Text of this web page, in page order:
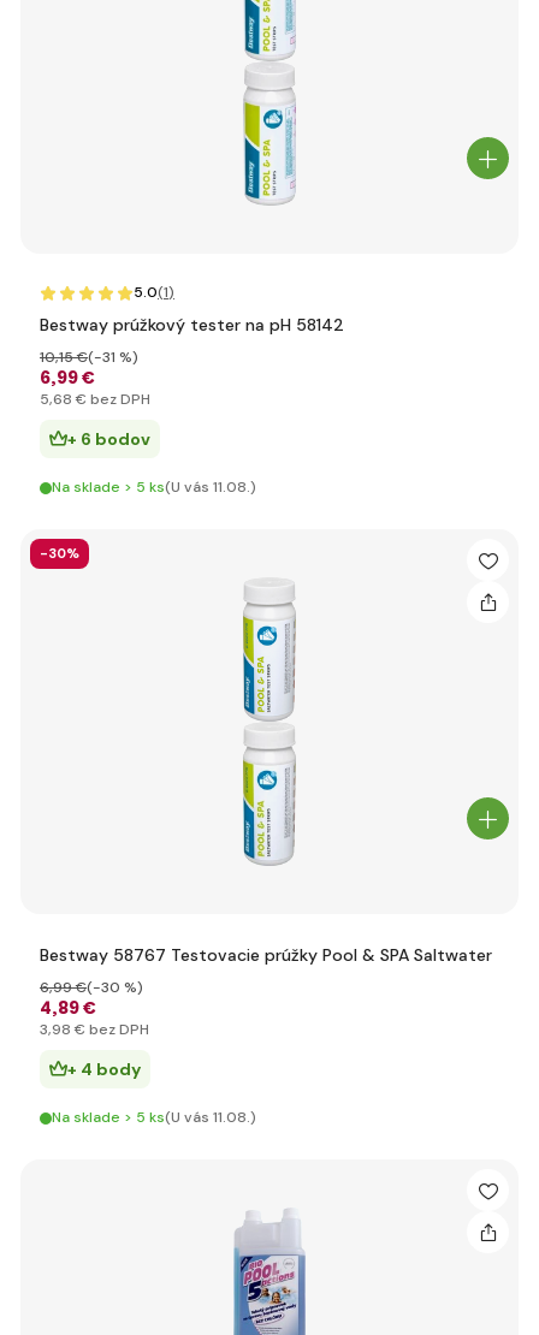
5.0(1)
Bestway prúžkový tester na pH 58142
6,99 €
10,15 €(-31 %)
5,68 € bez DPH
+ 6 bodov
Na sklade > 5 ks(U vás 11.08.)
-30%
Bestway 58767 Testovacie prúžky Pool & SPA Saltwater
4,89 €
6,99 €(-30 %)
3,98 € bez DPH
+ 4 body
Na sklade > 5 ks(U vás 11.08.)